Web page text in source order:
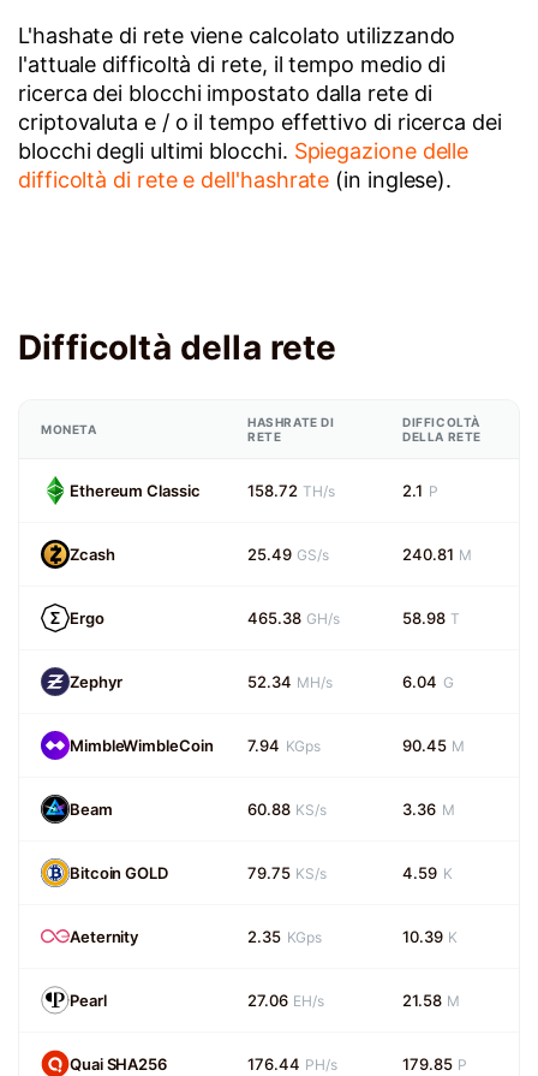
L'hashate di rete viene calcolato utilizzando
l'attuale difficoltà di rete, il tempo medio di
ricerca dei blocchi impostato dalla rete di
criptovaluta e / o il tempo effettivo di ricerca dei
blocchi degli ultimi blocchi. Spiegazione delle
difficoltà di rete e dell'hashrate (in inglese).
Difficoltà della rete
MONETA
HASHRATE DI
RETE
DIFFICOLTÀ
DELLA RETE
Ethereum Classic 158.72 TH/s 2.1 P
Zcash 25.49 GS/s 240.81 M
Ergo 465.38 GH/s 58.98 T
Zephyr 52.34 MH/s 6.04 G
MimbleWimbleCoin 7.94 KGps 90.45 M
Beam 60.88 KS/s 3.36 M
Bitcoin GOLD 79.75 KS/s 4.59 K
Aeternity 2.35 KGps 10.39 K
Pearl 27.06 EH/s 21.58 M
Quai SHA256 176.44 PH/s 179.85 P